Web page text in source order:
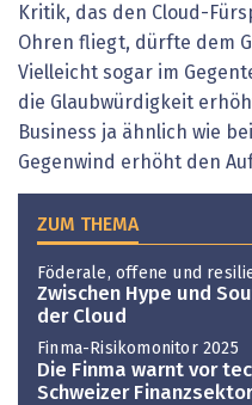
Kritik, das den Cloud-
Ohren fliegt, dürfte dem
Vielleicht sogar im
die Glaubwürdigkeit
Business ja ähnlich wie
Gegenwind erhöht den
ZUM THEMA
Föderale, offene und
Zwischen Hype und
der Cloud
Finma-Risikomonitor 2025
Die Finma warnt vor
Schweizer Finanzsektor